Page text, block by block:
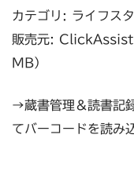
カテゴリ: ライフス
販売元:
MB）
→蔵書管理＆読書記
てバーコードを読み